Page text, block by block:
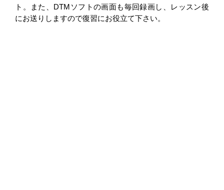
ト。また、DTMソフトの画面も毎回録画し、レッスン後
にお送りしますので復習にお役立て下さい。